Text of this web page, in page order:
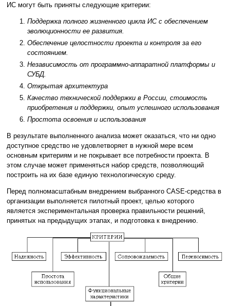
ИС могут быть приняты следующие критерии:
Поддержка полного жизненного цикла ИС с обеспечением
эволюционности ее развития.
Обеспечение целостности проекта и контроля за его
состоянием.
Независимость от программно-аппаратной платформы и
СУБД.
Открытая архитектура
Качество технической поддержки в России, стоимость
приобретения и поддержки, опыт успешного использования
Простота освоения и использования
В результате выполненного анализа может оказаться, что ни одно
доступное средство не удовлетворяет в нужной мере всем
основным критериям и не покрывает все потребности проекта. В
этом случае может применяться набор средств, позволяющий
построить на их базе единую технологическую среду.
Перед полномасштабным внедрением выбранного CASE-средства в
организации выполняется пилотный проект, целью которого
является экспериментальная проверка правильности решений,
принятых на предыдущих этапах, и подготовка к внедрению.